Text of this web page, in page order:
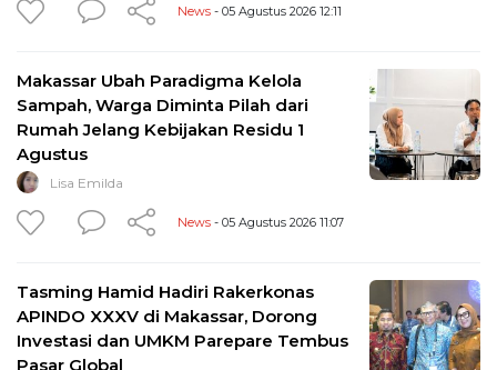
News - 05 Agustus 2026 12:11
Makassar Ubah Paradigma Kelola
Sampah, Warga Diminta Pilah dari
Rumah Jelang Kebijakan Residu 1
Agustus
Lisa Emilda
News - 05 Agustus 2026 11:07
Tasming Hamid Hadiri Rakerkonas
APINDO XXXV di Makassar, Dorong
Investasi dan UMKM Parepare Tembus
Pasar Global